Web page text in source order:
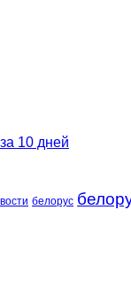
10 дней
белорус